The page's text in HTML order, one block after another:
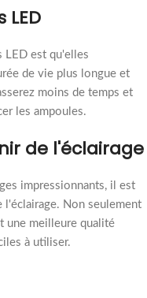
LED est qu'elles
de vie plus longue et
moins de temps et
les ampoules.
de l'éclairage
impressionnants, il est
l'éclairage. Non seulement
une meilleure qualité
à utiliser.